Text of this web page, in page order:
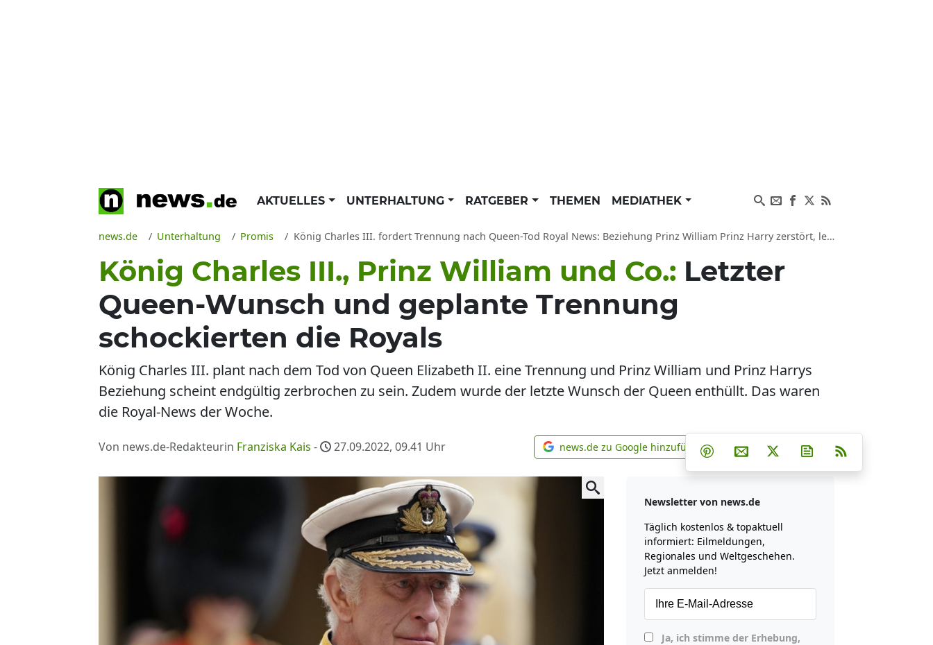
AKTUELLES UNTERHALTUNG RATGEBER THEMEN MEDIATHEK
news.de Unterhaltung Promis König Charles III. fordert Trennung nach Queen-Tod Royal News: Beziehung Prinz William Prinz Harry zerstört, letzter Queen-Wille
König Charles III., Prinz William und Co.: Letzter
Queen-Wunsch und geplante Trennung
schockierten die Royals
König Charles III. plant nach dem Tod von Queen Elizabeth II. eine Trennung und Prinz William und Prinz Harrys
Beziehung scheint endgültig zerbrochen zu sein. Zudem wurde der letzte Wunsch der Queen enthüllt. Das waren
die Royal-News der Woche.
Von news.de-Redakteurin Franziska Kais - 27.09.2022, 09.41 Uhr news.de zu Google hinzufügen
news.de zu Google hinzufügen Teilen auf Facebook
Teilen auf Whatsapp
Teilen auf Telegram
Teilen auf Pinterest
Per E-Mail teilen
Post auf XNewsletter
Newsletter von news.de
Täglich kostenlos & topaktuell
informiert: Eilmeldungen,
Regionales und Weltgeschehen.
Jetzt anmelden!